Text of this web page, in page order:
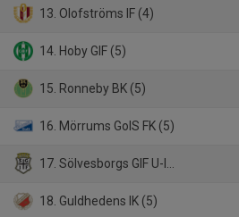
13. Olofströms IF (4)
14. Hoby GIF (5)
15. Ronneby BK (5)
16. Mörrums GoIS FK (5)
17. Sölvesborgs GIF U-lag (5)
18. Guldhedens IK (5)